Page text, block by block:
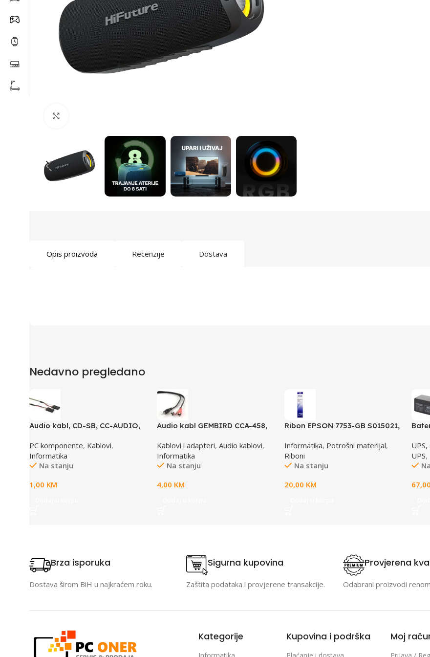
Opis proizvoda Recenzije Dostava
Nedavno pregledano
Audio kabl, CD-SB, CC-AUDIO,
PC komponente, Kablovi,
Informatika
Na stanju
1,00 KM
Audio kabl GEMBIRD CCA-458,
Kablovi i adapteri, Audio kablovi,
Informatika
Na stanju
4,00 KM
Ribon EPSON 7753-GB S015021,
(A4)S015633
Informatika, Potrošni materijal,
Riboni
Na stanju
20,00 KM
UPS,
67,00
Brza isporuka
Dostava širom BiH u najkraćem roku.
Sigurna kupovina
Zaštita podataka i provjerene transakcije.
Provjerena
Odabrani proizvodi
Kategorije Kupovina i podrška Moj